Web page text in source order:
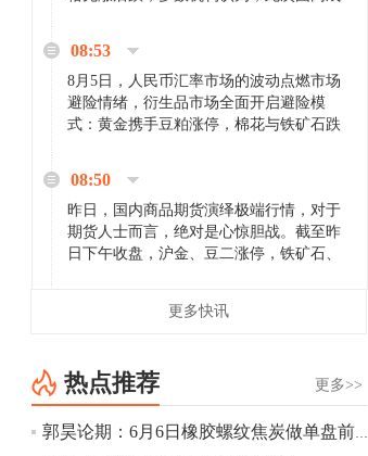
08:53
8月5日，人民币汇率市场的波动点燃市场
避险情绪，衍生品市场全面开启避险模
式：黄金携手豆粕涨停，棉花与铁矿石跌
场来看，汇率波动...
08:50
昨日，国内商品期货演绎极端行情，对于
期货人士而言，绝对是心惊胆战。截至昨
日下午收盘，沪金、豆二涨停，铁矿石、
[imgnobrwh] src=...更多快讯
更多>>
热点推荐
郭昊论期：6月6日橡胶螺纹焦炭做单盘前观点